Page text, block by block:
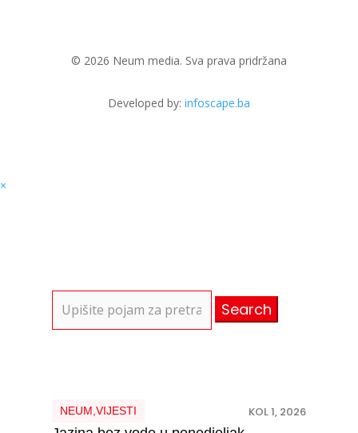
© 2026 Neum media. Sva prava pridržana
Developed by: infoscape.ba
×
for:
NEUM VIJESTI KOL 1, 2026